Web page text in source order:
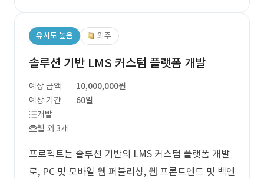
유사도 높음 외주
솔루션 기반 LMS 커스텀 플랫폼 개발
예상 금액
10,000,000원
예상 기간
60일
개발
웹 외 3개
프로젝트는 솔루션 기반의 LMS 커스텀 플랫폼 개발
로, PC 및 모바일 웹 퍼블리싱, 웹 프론트엔드 및 백엔